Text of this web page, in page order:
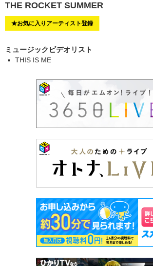
THE ROCKET SUMMER
★お気に入りアーティスト登録
ミュージックビデオリスト
THIS IS ME